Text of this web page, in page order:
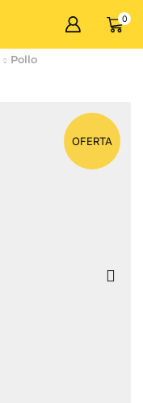
0
Pollo
OFERTA